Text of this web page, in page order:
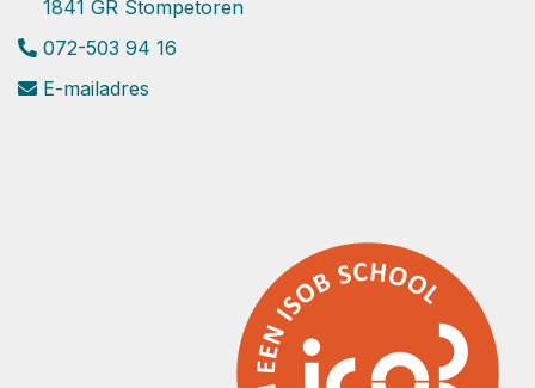
1841 GR Stompetoren
072-503 94 16
E-mailadres